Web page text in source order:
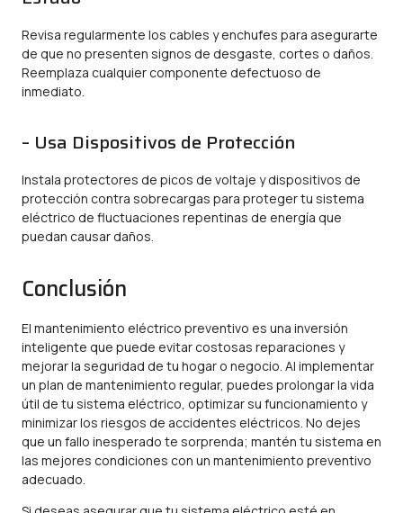
Revisa regularmente los cables y enchufes para asegurarte
de que no presenten signos de desgaste, cortes o daños.
Reemplaza cualquier componente defectuoso de
inmediato.
– Usa Dispositivos de Protección
Instala protectores de picos de voltaje y dispositivos de
protección contra sobrecargas para proteger tu sistema
eléctrico de fluctuaciones repentinas de energía que
puedan causar daños.
Conclusión
El mantenimiento eléctrico preventivo es una inversión
inteligente que puede evitar costosas reparaciones y
mejorar la seguridad de tu hogar o negocio. Al implementar
un plan de mantenimiento regular, puedes prolongar la vida
útil de tu sistema eléctrico, optimizar su funcionamiento y
minimizar los riesgos de accidentes eléctricos. No dejes
que un fallo inesperado te sorprenda; mantén tu sistema en
las mejores condiciones con un mantenimiento preventivo
adecuado.